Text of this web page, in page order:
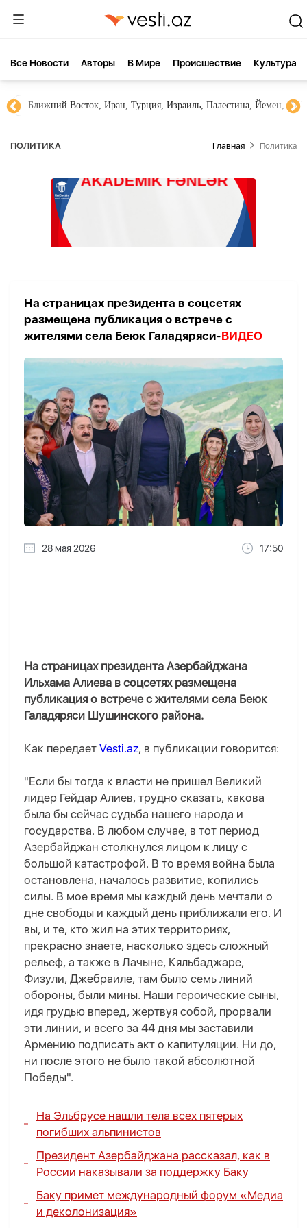
Все Новости Aвторы В Мире Происшествие Культура
Ближний Восток, Иран, Турция, Израиль, Палестина, Йемен,
ПОЛИТИКА Главная Политика
На страницах президента в соцсетях
размещена публикация о встрече с
жителями села Беюк Галадяряси-ВИДЕО
28 мая 2026 17:50
На страницах президента Азербайджана
Ильхама Алиева в соцсетях размещена
публикация о встрече с жителями села Беюк
Галадяряси Шушинского района.
Как передает Vesti.az, в публикации говорится:
"Если бы тогда к власти не пришел Великий
лидер Гейдар Алиев, трудно сказать, какова
была бы сейчас судьба нашего народа и
государства. В любом случае, в тот период
Азербайджан столкнулся лицом к лицу с
большой катастрофой. В то время война была
остановлена, началось развитие, копились
силы. В мое время мы каждый день мечтали о
дне свободы и каждый день приближали его. И
вы, и те, кто жил на этих территориях,
прекрасно знаете, насколько здесь сложный
рельеф, а также в Лачыне, Кяльбаджаре,
Физули, Джебраиле, там было семь линий
обороны, были мины. Наши героические сыны,
идя грудью вперед, жертвуя собой, прорвали
эти линии, и всего за 44 дня мы заставили
Армению подписать акт о капитуляции. Ни до,
ни после этого не было такой абсолютной
Победы".
На Эльбрусе нашли тела всех пятерых
погибших альпинистов
Президент Азербайджана рассказал, как в
России наказывали за поддержку Баку
Баку примет международный форум «Медиа
и деколонизация»